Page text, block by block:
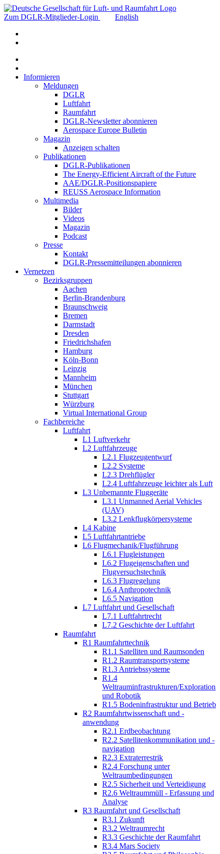
Zum DGLR-Mitglieder-Login English
Informieren
Meldungen
DGLR
Luftfahrt
Raumfahrt
DGLR-Newsletter abonnieren
Aerospace Europe Bulletin
Magazin
Anzeigen schalten
Publikationen
DGLR-Publikationen
The Energy-Efficient Aircraft of the Future
AAE/DGLR-Positionspapiere
REUSS Aerospace Information
Multimedia
Bilder
Videos
Magazin
Podcast
Presse
Kontakt
DGLR-Pressemitteilungen abonnieren
Vernetzen
Bezirksgruppen
Aachen
Berlin-Brandenburg
Braunschweig
Bremen
Darmstadt
Dresden
Friedrichshafen
Hamburg
Köln-Bonn
Leipzig
Mannheim
München
Stuttgart
Würzburg
Virtual International Group
Fachbereiche
Luftfahrt
L1 Luftverkehr
L2 Luftfahrzeuge
L2.1 Flugzeugentwurf
L2.2 Systeme
L2.3 Drehflügler
L2.4 Luftfahrzeuge leichter als Luft
L3 Unbemannte Fluggeräte
L3.1 Unmanned Aerial Vehicles
(UAV)
L3.2 Lenkflugkörpersysteme
L4 Kabine
L5 Luftfahrtantriebe
L6 Flugmechanik/Flugführung
L6.1 Flugleistungen
L6.2 Flugeigenschaften und
Flugversuchstechnik
L6.3 Flugregelung
L6.4 Anthropotechnik
L6.5 Navigation
L7 Luftfahrt und Gesellschaft
L7.1 Luftfahrtrecht
L7.2 Geschichte der Luftfahrt
Raumfahrt
R1 Raumfahrttechnik
R1.1 Satelliten und Raumsonden
R1.2 Raumtransportsysteme
R1.3 Antriebssysteme
R1.4
Weltrauminfrastrukturen/Exploration
und Robotik
R1.5 Bodeninfrastruktur und Betrieb
R2 Raumfahrtwissenschaft und -
anwendung
R2.1 Erdbeobachtung
R2.2 Satellitenkommunikation und -
navigation
R2.3 Extraterrestrik
R2.4 Forschung unter
Weltraumbedingungen
R2.5 Sicherheit und Verteidigung
R2.6 Weltraummüll - Erfassung und
Analyse
R3 Raumfahrt und Gesellschaft
R3.1 Zukunft
R3.2 Weltraumrecht
R3.3 Geschichte der Raumfahrt
R3.4 Mars Society